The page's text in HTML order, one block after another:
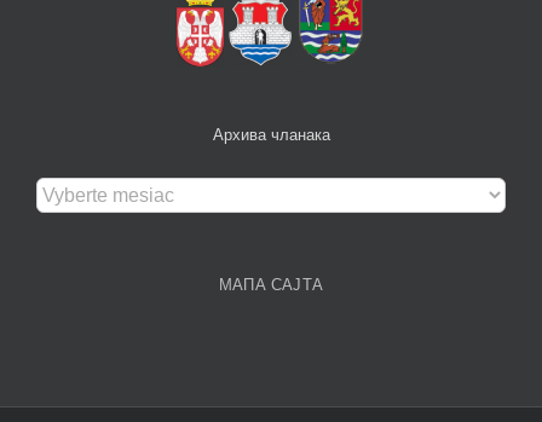
Архива чланака
Архива
чланака
МАПА САЈТА